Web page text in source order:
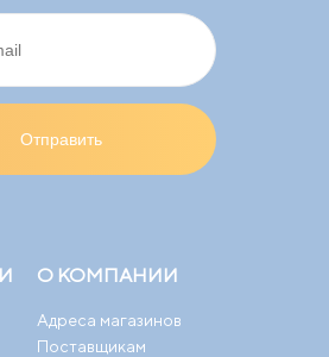
О КОМПАНИИ
Адреса магазинов
Поставщикам